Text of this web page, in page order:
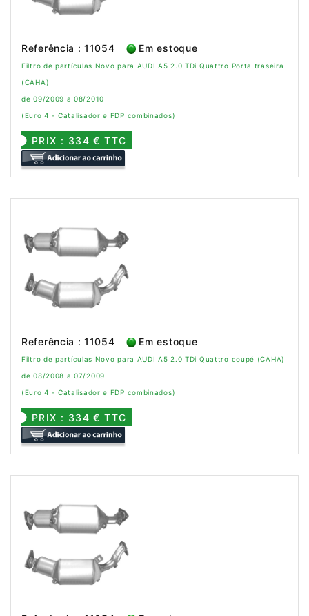
Referência : 11054 Em estoque
Filtro de partículas Novo para AUDI A5 2.0 TDi Quattro Porta traseira
(CAHA)
de 09/2009 a 08/2010
(Euro 4 - Catalisador e FDP combinados)
PRIX : 334 € TTC
Referência : 11054 Em estoque
Filtro de partículas Novo para AUDI A5 2.0 TDi Quattro coupé (CAHA)
de 08/2008 a 07/2009
(Euro 4 - Catalisador e FDP combinados)
PRIX : 334 € TTC